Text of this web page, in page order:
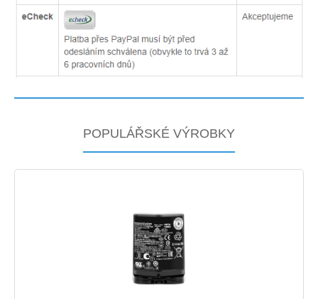
POPULÁŘSKÉ VÝROBKY